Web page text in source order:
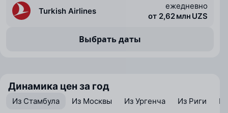
Turkish Airlines
ежедневно
от 2,62 млн UZS
Выбрать даты
Динамика цен за год
Из Стамбула Из Москвы Из Ургенча Из Риги